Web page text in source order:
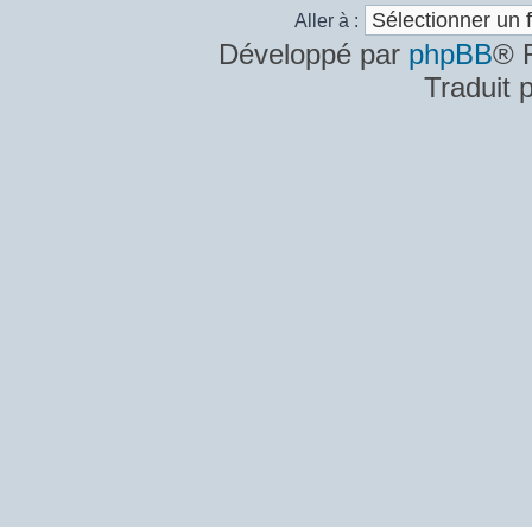
Aller à :
Développé par phpBB®
Traduit